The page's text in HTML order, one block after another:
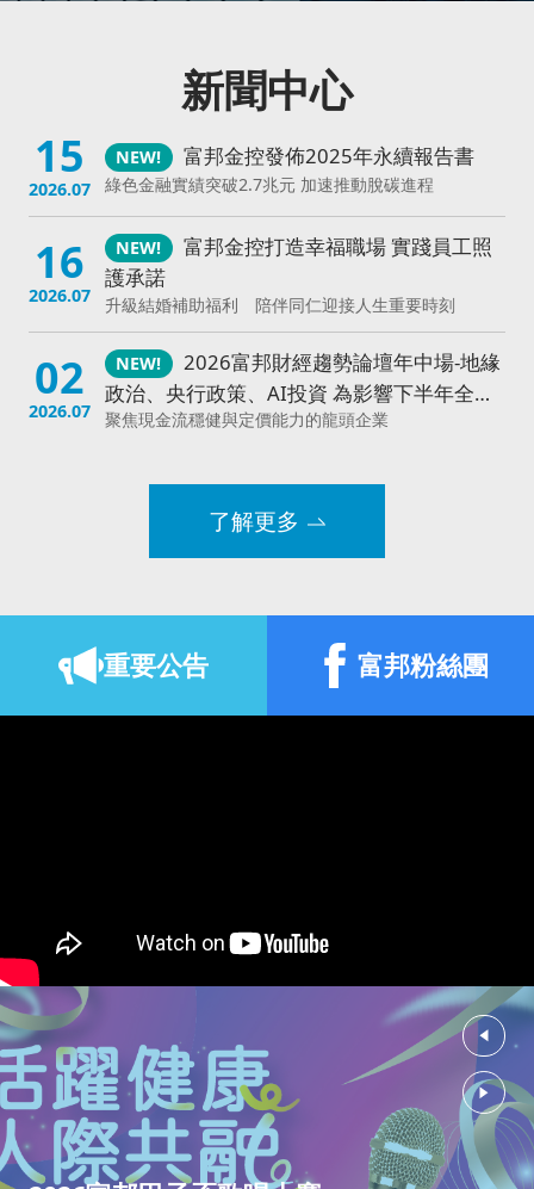
客服查詢
大陸富邦華一銀行富邦銀行 (香港)富邦現代人壽
新聞中心
富邦金控發佈2025年永續報告書
綠色金融實績突破2.7兆元 加速推動脫碳進程
15
2026.07
富邦金控打造幸福職場 實踐員工照
護承諾
升級結婚補助福利 陪伴同仁迎接人生重要時刻
16
2026.07
2026富邦財經趨勢論壇年中場-地緣
政治、央行政策、AI投資 為影響下半年全球
經濟三大主軸
聚焦現金流穩健與定價能力的龍頭企業
02
2026.07
串聯跨界力量 讓善意更具影響力
《亞洲公益指數》：台灣企業參與度居亞洲前列 人才
缺口成下一步挑戰
富邦金控連續16年榮獲《亞洲公司
治理》雜誌肯定
董事長蔡明興獲頒亞洲最佳執行長獎 展現公司治理與
02
2026.07
美國托雷多美術館52件珍藏首度來臺「古典光影大師:
林布蘭到哥雅─托雷多美術館珍藏展I」正式開展
2026.07
了解更多
重要公告 富邦粉絲團
‹
›